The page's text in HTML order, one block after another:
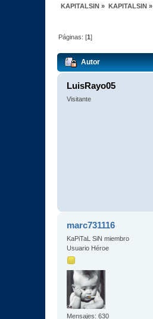
KAPITALSIN » KAPITALSIN»
Páginas: [1]
Autor
LuisRayo05
Visitante
marc731116
KaPiTaL SiN miembro
Usuario Héroe
Mensajes: 630